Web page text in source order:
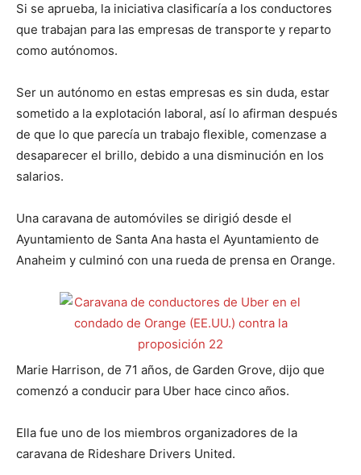
Si se aprueba, la iniciativa clasificaría a los conductores
que trabajan para las empresas de transporte y reparto
como autónomos.
Ser un autónomo en estas empresas es sin duda, estar
sometido a la explotación laboral, así lo afirman después
de que lo que parecía un trabajo flexible, comenzase a
desaparecer el brillo, debido a una disminución en los
salarios.
Una caravana de automóviles se dirigió desde el
Ayuntamiento de Santa Ana hasta el Ayuntamiento de
Anaheim y culminó con una rueda de prensa en Orange.
Marie Harrison, de 71 años, de Garden Grove, dijo que
comenzó a conducir para Uber hace cinco años.
Ella fue uno de los miembros organizadores de la
caravana de Rideshare Drivers United.